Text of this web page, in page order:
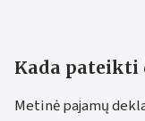
Kada pateikti
Metinė pajamų